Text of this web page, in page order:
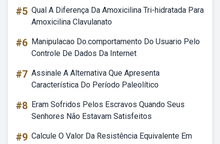
#5 Qual A Diferença Da Amoxicilina Tri-hidratada Para
Amoxicilina Clavulanato
#6 Manipulacao Do.comportamento Do Usuario Pelo
Controle De Dados Da Internet
#7 Assinale A Alternativa Que Apresenta
Característica Do Período Paleolítico
#8 Eram Sofridos Pelos Escravos Quando Seus
Senhores Não Estavam Satisfeitos
#9 Calcule O Valor Da Resistência Equivalente Em